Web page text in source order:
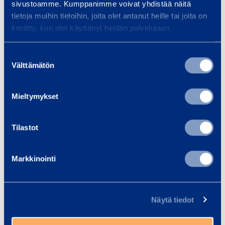
sivustoamme. Kumppanimme voivat yhdistää näitä
tietoja muihin tietoihin, joita olet antanut heille tai joita on
kerätty, kun olet käyttänyt heidän palvelujaan.
valinta
Välttämätön
Mieltymykset
Tilastot
Markkinointi
Näytä tiedot
i
d
e
2
Leveys: 2,75 m
Lisää koriin
muistilista
onnistuneen tapahtuman! Koko
paketti samalta kumppanilta!